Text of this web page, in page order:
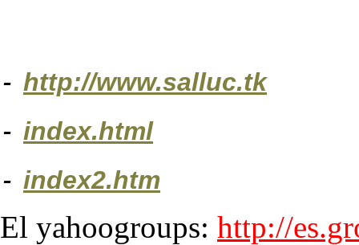
- http://www.salluc.tk
- index.html
- index2.htm
El yahoogroups: http://